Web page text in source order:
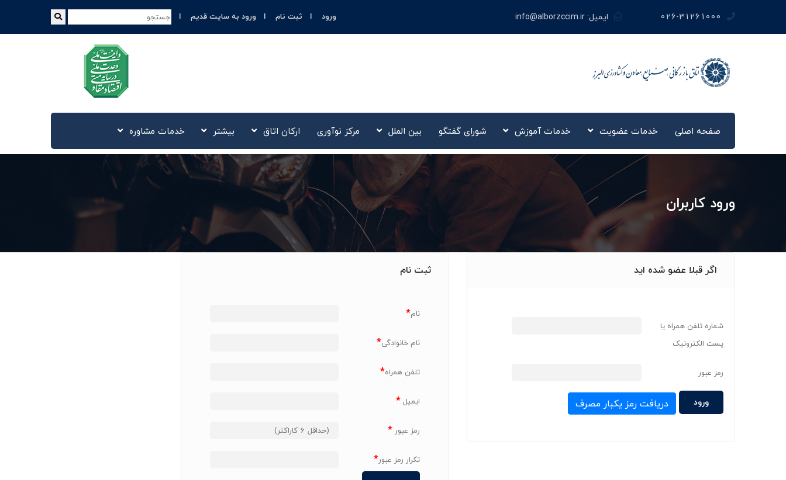
026-31261000 ایمیل:info@alborzccim.ir ورود ثبت نام ورود به سایت قدیم
صفحه اصلی خدمات عضویت خدمات آموزش شورای گفتگو بین الملل مرکز نوآوری‌ ارکان اتاق بیشتر خدمات مشاوره
ورود کاربران
اگر قبلا عضو شده اید
شماره تلفن همراه یا
پست الکترونیک
رمز عبور
دریافت رمز یکبار مصرف
ثبت نام
نام*
نام خانوادگی*
تلفن همراه*
ایمیل*
رمز عبور*
تکرار رمز عبور*